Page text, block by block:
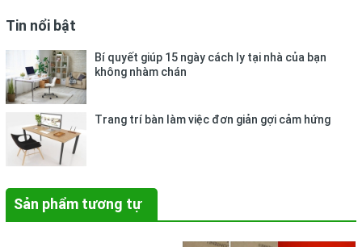
thể gây biến dạng Decal.
+ Giấy dán nhãn Tomy 105: Kích thước 25x37mm,
miếng nhỏ.
Tin nổi bật
Bí quyết giúp 15 ngày cách ly tại nhà của bạn
không nhàm chán
Trang trí bàn làm việc đơn giản gợi cảm hứng
Sản phẩm tương tự